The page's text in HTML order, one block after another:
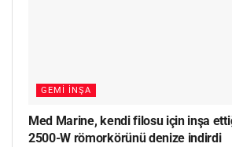
GEMI İNŞA
Med Marine, kendi filosu için inşa
2500-W römorkörünü denize indirdi